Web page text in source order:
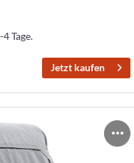
Tage.
Jetzt kaufen